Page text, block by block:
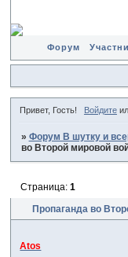
Форум
Привет, Гость! Войдите
» Форум В шутку и
во Второй мировой
Пропаганда во
Страница: 1
Atos